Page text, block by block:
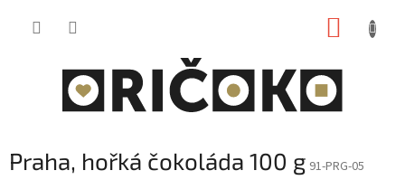
Praha, hořká čokoláda 100 g 91-PRG-05